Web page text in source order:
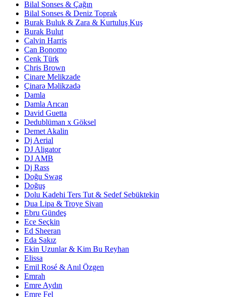
Bilal Sonses & Çağın
Bilal Sonses & Deniz Toprak
Burak Buluk & Zara & Kurtuluş Kuş
Burak Bulut
Calvin Harris
Can Bonomo
Cenk Türk
Chris Brown
Cinare Melikzade
Çinarə Məlikzadə
Damla
Damla Arıcan
David Guetta
Dedublüman x Göksel
Demet Akalin
Dj Aerial
DJ Aligator
DJ AMB
Dj Rass
Doğu Swag
Doğuş
Dolu Kadehi Ters Tut & Sedef Sebüktekin
Dua Lipa & Troye Sivan
Ebru Gündeş
Ece Seçkin
Ed Sheeran
Eda Sakız
Ekin Uzunlar & Kim Bu Reyhan
Elissa
Emil Rosé & Anıl Özgen
Emrah
Emre Aydın
Emre Fel